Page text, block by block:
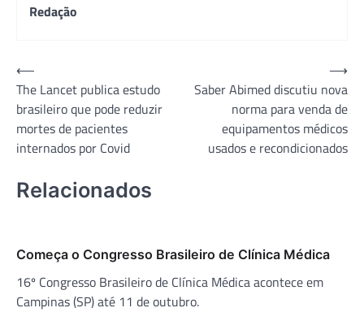
Redação
Navegação
de
Post
⟵
The Lancet publica estudo
brasileiro que pode reduzir
mortes de pacientes
internados por Covid
Saber Abimed discutiu nova
norma para venda de
equipamentos médicos
usados e recondicionados
⟶
Relacionados
Começa o Congresso Brasileiro de Clínica Médica
16º Congresso Brasileiro de Clínica Médica acontece em
Campinas (SP) até 11 de outubro.